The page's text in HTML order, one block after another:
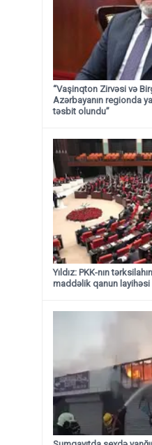
“Vaşinqton Zirvəsi və
Azərbayanın regionda
təsbit olundu”
Yıldız: PKK-nın
maddəlik qanun layihəsi